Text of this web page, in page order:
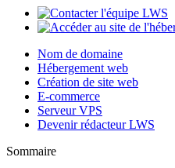
Nom de domaine
Hébergement web
Création de site web
E-commerce
Serveur VPS
Devenir rédacteur LWS
Sommaire